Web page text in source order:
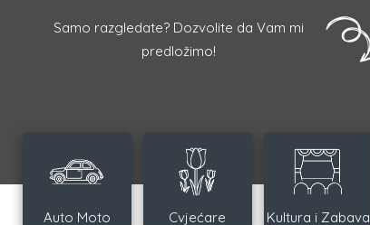
Samo razgledate? Dozvolite da Vam mi
predložimo!
Auto Moto Cvjećare Kultura i Zabava